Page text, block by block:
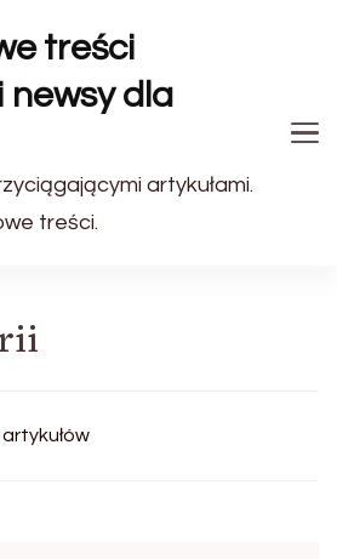
treści
newsy dla
artykułami.
treści.